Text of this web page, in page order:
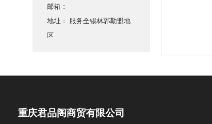
邮箱：
地址： 服务全锡林郭勒盟地
区
重庆君品阁商贸有限公司